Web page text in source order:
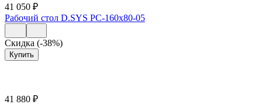
41 050 ₽
Рабочий стол D.SYS РС-160х80-05
Скидка (-38%)
Купить
41 880 ₽